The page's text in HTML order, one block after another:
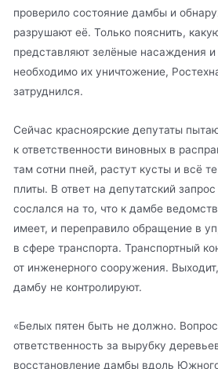
проверило состояние дамбы и
разрушают её. Только пояснить,
представляют зелёные насаждения и
необходимо их уничтожение,
затруднился.
Сейчас красноярские депутаты
к ответственности виновных в
там сотни пней, растут кусты и всё
плиты. В ответ на депутатский
сослался на то, что к дамбе
имеет, и переправило обращение в
в сфере транспорта. Транспортный
от инженерного сооружения.
дамбу не контролируют.
«Белых пятен быть не должно.
ответственность за вырубку
восстановление дамбы вдоль